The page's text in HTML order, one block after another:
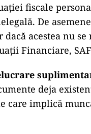
fiscale
De
acestea nu se
Financiare,
deja
care implică